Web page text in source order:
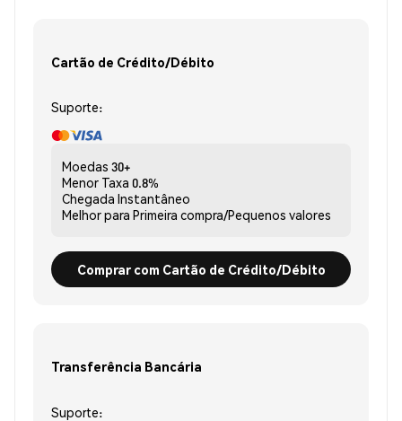
Cartão de Crédito/Débito
Suporte:
Moedas 30+
Menor Taxa 0.8%
Chegada Instantâneo
Melhor para Primeira compra/Pequenos valores
Comprar com Cartão de Crédito/Débito
Transferência Bancária
Suporte: